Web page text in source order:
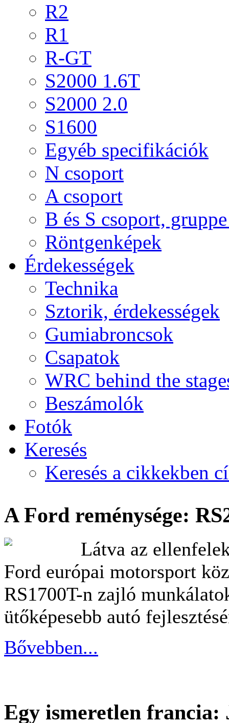
R2
R1
R-GT
S2000 1.6T
S2000 2.0
S1600
Egyéb specifikációk
N csoport
A csoport
B és S csoport,
Röntgenképek
Érdekességek
Technika
Sztorik, érdekességek
Gumiabroncsok
Csapatok
WRC behind the
Beszámolók
Fotók
Keresés
Keresés a cikkekben
A Ford reménysége:
Látva az
Ford európai motorsport
RS1700T-n zajló
ütőképesebb autó
Bővebben...
Egy ismeretlen francia: